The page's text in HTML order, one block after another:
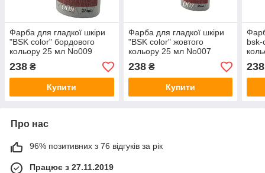
Фарба для гладкої шкіри
"BSK color" бордового
кольору 25 мл No009
238 ₴
Купити
Фарба для гладкої шкіри
"BSK color" жовтого
кольору 25 мл No007
238₴
Купити
bsk-
238
Про нас
96% позитивних з 76 відгуків за рік
Працює з 27.11.2019